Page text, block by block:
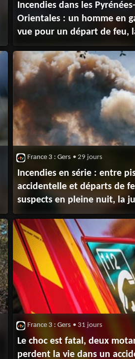
Incendies dans les Pyrénées-
Orientales : un homme en
vue pour un départ de feu,
fait la chasse aux pyromanes
France 3 : Gers • 29 jours
Incendies en série : entre
accidentelle et départs de
suspects en pleine nuit, la
ouvre plusieurs enquêtes
France 3 : Gers • 31 jours
Le choc est fatal, deux
perdent la vie dans un